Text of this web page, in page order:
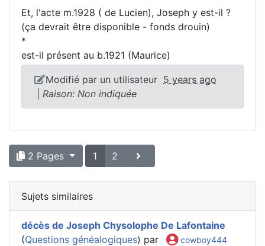
Et, l'acte m.1928 ( de Lucien), Joseph y est-il ?
(ça devrait être disponible - fonds drouin)
*
est-il présent au b.1921 (Maurice)
Modifié par un utilisateur 5 years ago
Raison: Non indiquée
2 Pages 1 2
Sujets similaires
décès de Joseph Chysolophe De Lafontaine
(Questions généalogiques) par cowboy444